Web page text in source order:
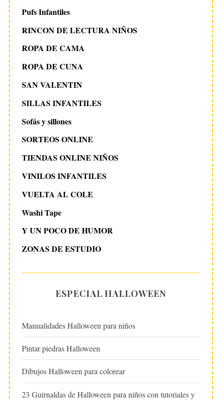
Pufs Infantiles
RINCON DE LECTURA NIÑOS
ROPA DE CAMA
ROPA DE CUNA
SAN VALENTIN
SILLAS INFANTILES
Sofás y sillones
SORTEOS ONLINE
TIENDAS ONLINE NIÑOS
VINILOS INFANTILES
VUELTA AL COLE
Washi Tape
Y UN POCO DE HUMOR
ZONAS DE ESTUDIO
ESPECIAL HALLOWEEN
Manualidades Halloween para niños
Pintar piedras Halloween
Dibujos Halloween para colorear
23 Guirnaldas de Halloween para niños con tutoriales y